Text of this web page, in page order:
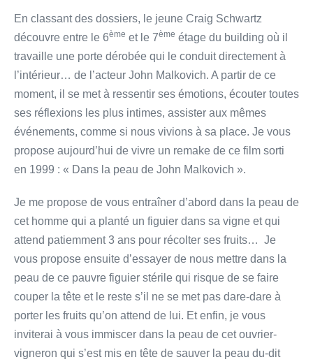
En classant des dossiers, le jeune Craig Schwartz
découvre entre le 6ème et le 7ème étage du building où il
travaille une porte dérobée qui le conduit directement à
l’intérieur… de l’acteur John Malkovich. A partir de ce
moment, il se met à ressentir ses émotions, écouter toutes
ses réflexions les plus intimes, assister aux mêmes
événements, comme si nous vivions à sa place. Je vous
propose aujourd’hui de vivre un remake de ce film sorti
en 1999 : « Dans la peau de John Malkovich ».
Je me propose de vous entraîner d’abord dans la peau de
cet homme qui a planté un figuier dans sa vigne et qui
attend patiemment 3 ans pour récolter ses fruits… Je
vous propose ensuite d’essayer de nous mettre dans la
peau de ce pauvre figuier stérile qui risque de se faire
couper la tête et le reste s’il ne se met pas dare-dare à
porter les fruits qu’on attend de lui. Et enfin, je vous
inviterai à vous immiscer dans la peau de cet ouvrier-
vigneron qui s’est mis en tête de sauver la peau du-dit